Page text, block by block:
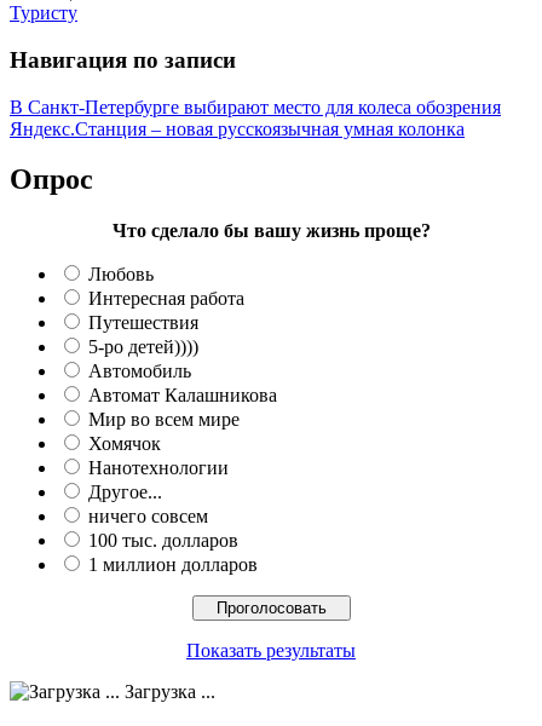
Туристу
Навигация по записи
В Санкт-Петербурге выбирают место для колеса обозрения
Яндекс.Cтанция – новая русскоязычная умная колонка
Опрос
Что сделало бы вашу жизнь проще?
Любовь
Интересная работа
Путешествия
5-ро детей))))
Автомобиль
Автомат Калашникова
Мир во всем мире
Хомячок
Нанотехнологии
Другое...
ничего совсем
100 тыс. долларов
1 миллион долларов
Показать результаты
Загрузка ...